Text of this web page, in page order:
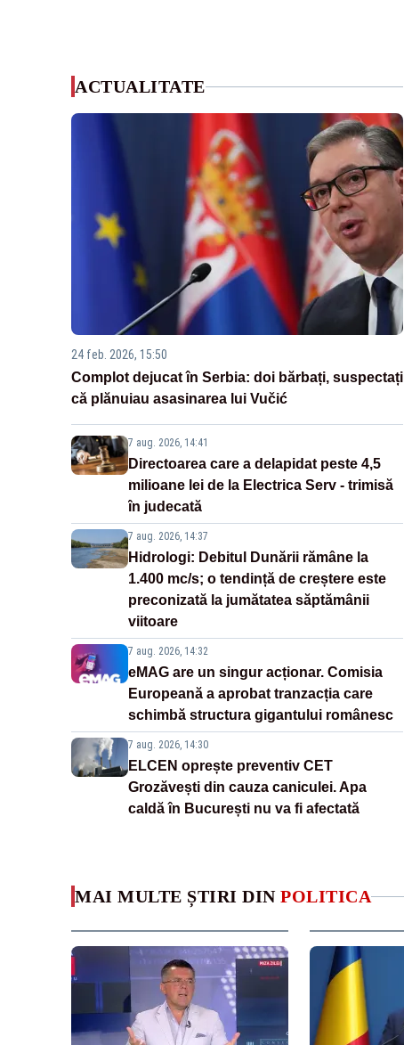
ACTUALITATE
24 feb. 2026, 15:50
Complot dejucat în Serbia: doi bărbați, suspectați
că plănuiau asasinarea lui Vučić
7 aug. 2026, 14:41
Directoarea care a delapidat peste 4,5
milioane lei de la Electrica Serv - trimisă
în judecată
7 aug. 2026, 14:37
Hidrologi: Debitul Dunării rămâne la
1.400 mc/s; o tendință de creștere este
preconizată la jumătatea săptămânii
viitoare
7 aug. 2026, 14:32
eMAG are un singur acționar. Comisia
Europeană a aprobat tranzacția care
schimbă structura gigantului românesc
7 aug. 2026, 14:30
ELCEN oprește preventiv CET
Grozăvești din cauza caniculei. Apa
caldă în București nu va fi afectată
MAI MULTE ȘTIRI DIN POLITICA